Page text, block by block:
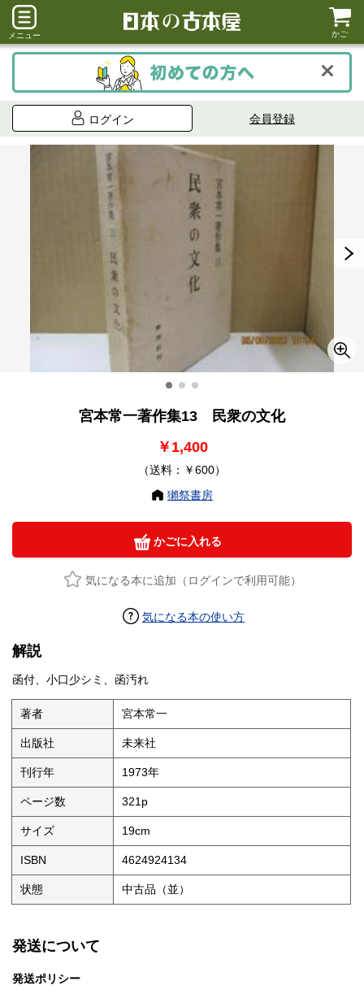
メニュー かご
ログイン 会員登録
宮本常一著作集13 民衆の文化
￥1,400
（送料：￥600）
獺祭書房
かごに入れる
気になる本に追加（ログインで利用可能）
気になる本の使い方
解説
函付、小口少シミ、函汚れ
著者 宮本常一
出版社 未来社
刊行年 1973年
ページ数 321p
サイズ 19cm
ISBN 4624924134
状態 中古品（並）
発送について
発送ポリシー